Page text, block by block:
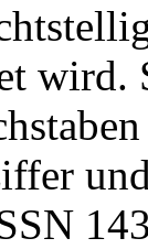
wird.